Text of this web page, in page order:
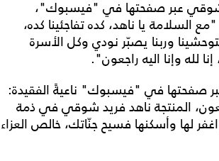
شوقي عبر صفحتها في "فيسبوك"،
السلامة يا ناهد، كده تفاجئينا كده،
وربنا يصبّر نودي وكل الأسرة
لله وإنا اليه راجعون".
عبر صفحتها في "فيسبوك" ناعيةً الفقيدة:
المنتجة ناهد فريد شوقي في ذمة
لها وأسكنها فسيح جنّاتك، خالص العزاء